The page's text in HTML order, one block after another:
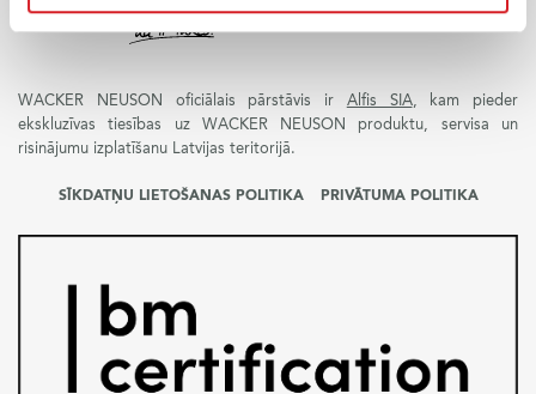
WACKER NEUSON oficiālais pārstāvis ir Alfis SIA, kam pieder
ekskluzīvas tiesības uz WACKER NEUSON produktu, servisa un
risinājumu izplatīšanu Latvijas teritorijā.
SĪKDATŅU LIETOŠANAS POLITIKA PRIVĀTUMA POLITIKA